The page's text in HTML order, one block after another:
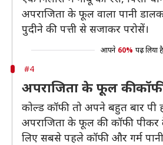
अपराजिता के फूल वाला पानी
पुदीने की पत्ती से सजाकर परोसें।
आपने 60% पढ़ लिया है
#4
अपराजिता के फूल की कॉफी
कोल्ड कॉफी तो अपने बहुत बार पी
अपराजिता के फूल की कॉफी
लिए सबसे पहले कॉफी और गर्म पानी